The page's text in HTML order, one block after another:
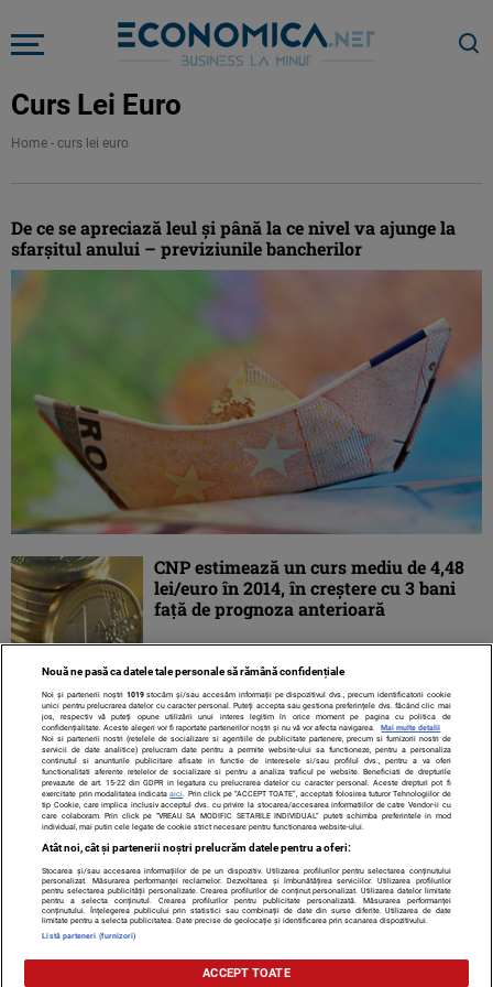
Curs Lei Euro
Home - curs lei euro
De ce se apreciază leul și până la ce nivel va ajunge la
sfarșitul anului – previziunile bancherilor
CNP estimează un curs mediu de 4,48
lei/euro în 2014, în creştere cu 3 bani
faţă de prognoza anterioară
Contact Despre noi Termeni și condiții
Citarea se poate face în limita a 250 de semne. Nici o instituţie sau persoană
(site-uri, instituţii mass-media, firme de monitorizare) nu poate reproduce
Nouă ne pasă ca datele tale personale să rămână confidențiale
Noi și partenerii noștri 1019stocăm și/sau accesăm informații pe dispozitivul dvs., precum identificatorii cookie
unici pentru prelucrarea datelor cu caracter personal. Puteți accepta sau gestiona preferințele dvs. făcând clic mai
jos, respectiv vă puteți opune utilizării unui interes legitim în orice moment pe pagina cu politica de
confidențialitate. Aceste alegeri vor fi raportate partenerilor noștri și nu vă vor afecta navigarea.
Mai multe detalii
Noi si partenerii nostri (retelele de socializare si agentiile de publicitate partenere, precum si furnizorii nostri de
servicii de date analitice) prelucram date pentru a permite website-ului sa functioneze, pentru a personaliza
continutul si anunturile publicitare afisate in functie de interesele si/sau profilul dvs., pentru a va oferi
functionalitati aferente retelelor de socializare si pentru a analiza traficul pe website. Beneficiati de drepturile
prevazute de art. 15-22 din GDPR in legatura cu prelucrarea datelor cu caracter personal. Aceste drepturi pot fi
exercitate prin modalitatea indicataaici . Prin click pe “ACCEPT TOATE”, acceptati folosirea tuturor Tehnologiilor de
tip Cookie, care implica inclusiv acceptul dvs. cu privire la stocarea/accesarea informatiilor de catre Vendor-ii cu
care colaboram. Prin click pe “VREAU SA MODIFIC SETARILE INDIVIDUAL” puteti schimba preferintele in mod
individual, mai putin cele legate de cookie strict necesare pentru functionarea website-ului.
Atât noi, cât și partenerii noștri prelucrăm datele pentru a oferi:
Stocarea și/sau accesarea informațiilor de pe un dispozitiv. Utilizarea profilurilor pentru selectarea conținutului
personalizat. Măsurarea performanței reclamelor. Dezvoltarea și îmbunătățirea serviciilor. Utilizarea profilurilor
pentru selectarea publicității personalizate. Crearea profilurilor de conținut personalizat. Utilizarea datelor limitate
pentru a selecta conținutul. Crearea profilurilor pentru publicitate personalizată. Măsurarea performanței
conținutului. Înțelegerea publicului prin statistici sau combinații de date din surse diferite. Utilizarea de date
limitate pentru a selecta publicitatea. Date precise de geolocație și identificarea prin scanarea dispozitivului.
Listă parteneri (furnizori)
ACCEPT TOATE